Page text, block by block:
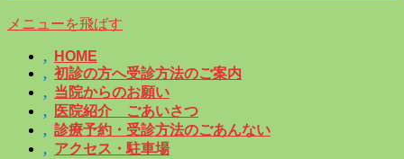
メニューを飛ばす
HOME
初診の方へ受診方法のご案内
当院からのお願い
医院紹介 ごあいさつ
診療予約・受診方法のごあんない
アクセス・駐車場